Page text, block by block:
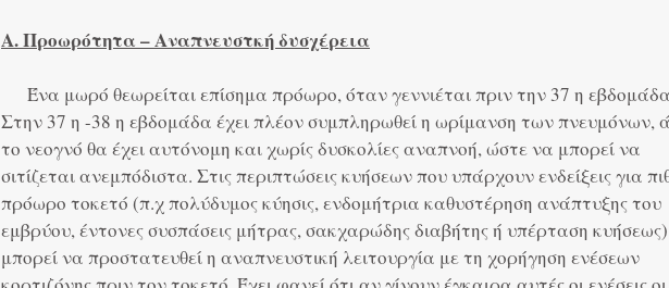
Α. Προωρότητα – Αναπνευστκή δυσχέρεια
Ένα μωρό θεωρείται επίσημα πρόωρο, όταν γεννιέται πριν την 37 η
Στην 37 η -38 η εβδομάδα έχει πλέον συμπληρωθεί η ωρίμανση των πνευμόνων,
το νεογνό θα έχει αυτόνομη και χωρίς δυσκολίες αναπνοή, ώστε να μπορεί να
σιτίζεται ανεμπόδιστα. Στις περιπτώσεις κυήσεων που υπάρχουν ενδείξεις για
πρόωρο τοκετό (π.χ πολύδυμος κύησις, ενδομήτρια καθυστέρηση ανάπτυξης του
εμβρύου, έντονες συσπάσεις μήτρας, σακχαρώδης διαβήτης ή υπέρταση κυήσεως)
μπορεί να προστατευθεί η αναπνευστική λειτουργία με τη χορήγηση ενέσεων